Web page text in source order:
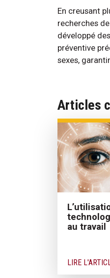
En creusant
recherches
développé
préventive
sexes,
Articles
au travail
LIRE